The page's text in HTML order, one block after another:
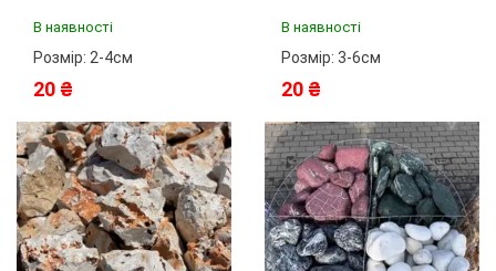
В наявності
Розмір: 2-4см
20 ₴
В наявності
Розмір: 3-6см
20 ₴